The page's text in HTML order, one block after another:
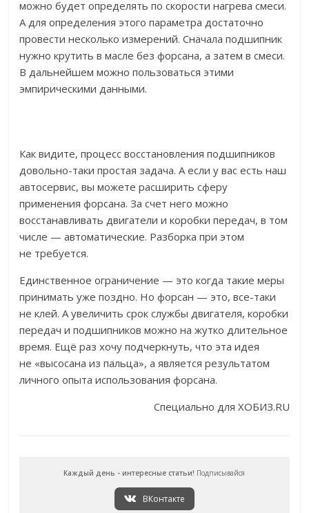
можно будет определять по скорости нагрева смеси.
А для определения этого параметра достаточно
провести несколько измерений. Сначала подшипник
нужно крутить в масле без форсана, а затем в смеси.
В дальнейшем можно пользоваться этими
эмпирическими данными.
Как видите, процесс восстановления подшипников
довольно-таки простая задача. А если у вас есть наш
автосервис, вы можете расширить сферу
применения форсана. За счет него можно
восстанавливать двигатели и коробки передач, в том
числе — автоматические. Разборка при этом
не требуется.
Единственное ограничение — это когда такие меры
принимать уже поздно. Но форсан — это, все-таки
не клей. А увеличить срок службы двигателя, коробки
передач и подшипников можно на жутко длительное
время. Ещё раз хочу подчеркнуть, что эта идея
не «высосана из пальца», а является результатом
личного опыта использования форсана.
Специально для ХОБИЗ.RU
Каждый день - интересные статьи! Подписывайся
ВКонтакте